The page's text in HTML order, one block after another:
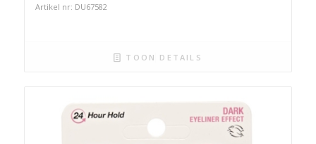
Artikel nr: DU67582
TOON DETAILS